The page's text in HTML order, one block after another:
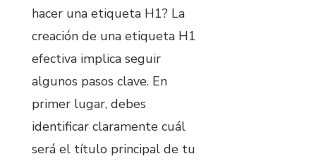
hacer una etiqueta H1? La
creación de una etiqueta H1
efectiva implica seguir
algunos pasos clave. En
primer lugar, debes
identificar claramente cuál
será el título principal de tu